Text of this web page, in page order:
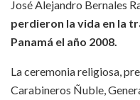
José Alejandro Bernales
perdieron la vida en la
Panamá el año 2008.
La ceremonia religiosa,
Carabineros Ñuble,